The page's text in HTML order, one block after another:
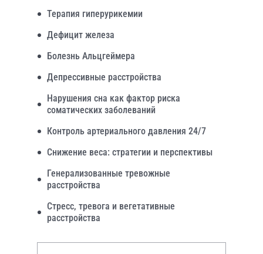
Терапия гиперурикемии
Дефицит железа
Болезнь Альцгеймера
Депрессивные расстройства
Нарушения сна как фактор риска
соматических заболеваний
Контроль артериального давления 24/7
Снижение веса: стратегии и перспективы
Генерализованные тревожные
расстройства
Стресс, тревога и вегетативные
расстройства